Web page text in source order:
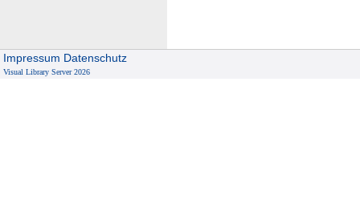
Impressum Datenschutz
Visual Library Server 2026